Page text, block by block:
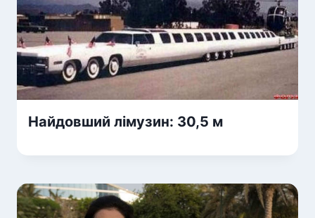
Найдовший лімузин: 30,5 м